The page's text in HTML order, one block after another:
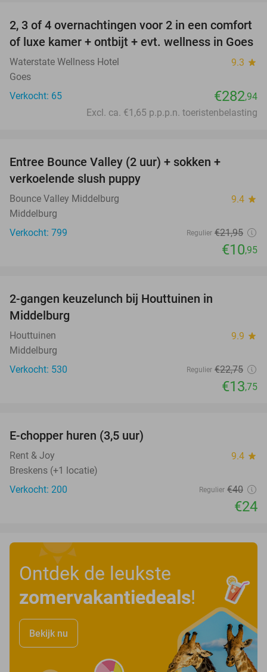
2, 3 of 4 overnachtingen voor 2 in een comfort
of luxe kamer + ontbijt + evt. wellness in Goes
Waterstate Wellness Hotel 9.3 star
Goes
Verkocht: 65
€282,94
Excl. ca. €1,65 p.p.p.n. toeristenbelasting
Entree Bounce Valley (2 uur) + sokken +
verkoelende slush puppy
Bounce Valley Middelburg 9.4 star
Middelburg
Verkocht: 799
Regulier €21,95
€10,95
2-gangen keuzelunch bij Houttuinen in
Middelburg
Houttuinen 9.9 star
Middelburg
Verkocht: 530
Regulier €22,75
€13,75
E-chopper huren (3,5 uur)
Rent & Joy 9.4 star
Breskens (+1 locatie)
Verkocht: 200
Regulier €40
€24
Ontdek de leukste
zomervakantiedeals!
Bekijk nu